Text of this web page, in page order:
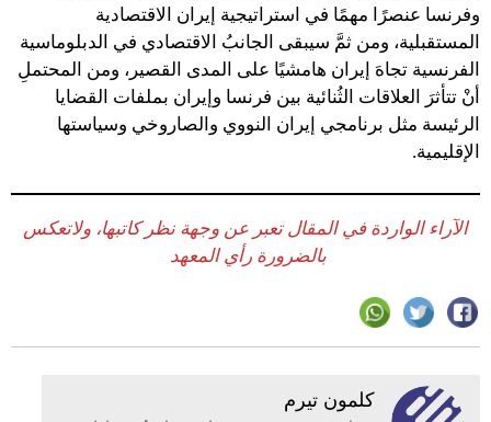
وفرنسا عنصرًا مهمًا في استراتيجية إيران الاقتصادية
المستقبلية، ومن ثمَّ سيبقى الجانبُ الاقتصادي في الدبلوماسية
الفرنسية تجاهَ إيران هامشيًا على المدى القصير، ومن المحتملِ
أنْ تتأثرَ العلاقات الثُنائية بين فرنسا وإيران بملفات القضايا
الرئيسة مثل برنامجي إيران النووي والصاروخي وسياستها
الإقليمية.
الآراء الواردة في المقال تعبر عن وجهة نظر كاتبها، ولاتعكس
بالضرورة رأي المعهد
كلمون تيرم